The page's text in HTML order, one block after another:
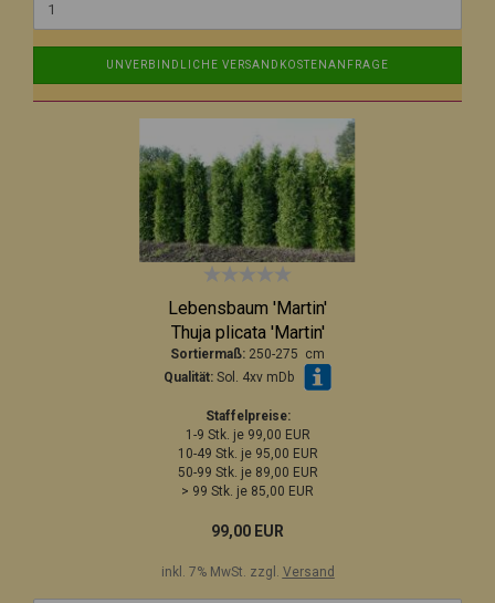
UNVERBINDLICHE VERSANDKOSTENANFRAGE
Lebensbaum 'Martin'
Thuja plicata 'Martin'
Sortiermaß: 250-275 cm
Qualität: Sol. 4xv mDb
Staffelpreise:
1-9 Stk. je 99,00 EUR
10-49 Stk. je 95,00 EUR
50-99 Stk. je 89,00 EUR
> 99 Stk. je 85,00 EUR
99,00 EUR
inkl. 7% MwSt. zzgl. Versand